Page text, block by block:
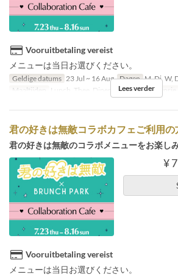
Vooruitbetaling vereist
メニューは当日お選びください。
Geldige datums 23 Jul ~ 16 Aug Dagen M, Di, W,
Maaltijden
Lunch, Thee, Diner Zitplaats Categorie
Lees verder
君の好きは無敵コラボカフェご利用の
君の好きは無敵のコラボメニューをお楽し
¥
Vooruitbetaling vereist
メニューは当日お選びください。